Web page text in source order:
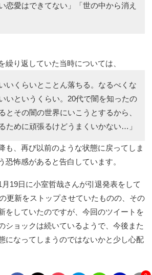
恋愛はできてない」「世の中から消え
繰り返していた当時については、
いくらいとことん落ちる。なるべくな
いというくらい。20代で闇を知ったの
とその闇の世界にいこうとするから、
ために頑張るけどうまくいかない…」
も、再び以前のような状態に戻ってしま
恐怖感があると告白しています。
19日に小室哲哉さんが引退発表をして
更新をストップさせていたものの、その
をしていたのですが、今回のツイートを
ショックは続いているようで、今後また
になってしまうのではないかと少し心配